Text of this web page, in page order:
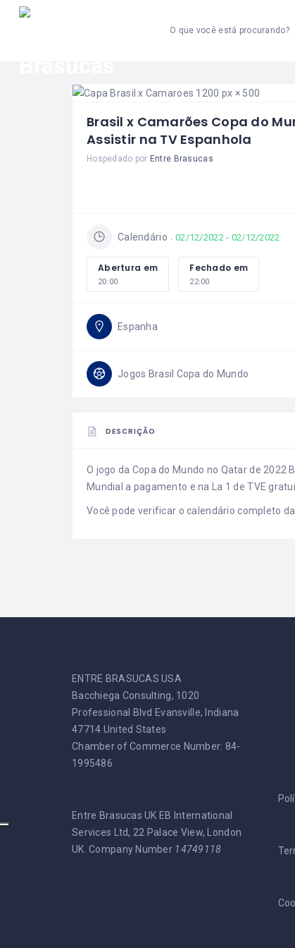
O que você está procurando?
Brasil x Camarões Copa do
Assistir na TV Espanhola
Hospedado por Entre Brasucas
Calendário 02/12/2022 - 02/12/2022
Abertura em
20:00
Fechado em
22:00
Espanha
Jogos Brasil Copa do Mundo
DESCRIÇÃO
O jogo da Copa do Mundo no Qatar de 2022
Mundial a pagamento e na La 1 de TVE
Você pode verificar o calendário completo
ENTRE BRASUCAS USA
Bacchiega Consulting, 1020
Professional Blvd Evansville, Indiana
47714 United States
Chamber of Commerce Number: 84-
1995486
Entre Brasucas UK EB International
Services Ltd, 22 Palace View, London
UK. Company Number 14749118